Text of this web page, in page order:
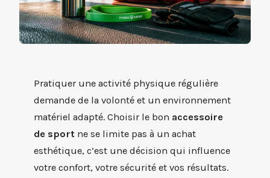
Pratiquer une activité physique régulière
demande de la volonté et un environnement
matériel adapté. Choisir le bon accessoire
de sport ne se limite pas à un achat
esthétique, c’est une décision qui influence
votre confort, votre sécurité et vos résultats.